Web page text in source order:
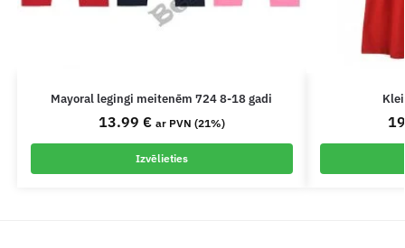
Mayoral legingi meitenēm 724 8-18 gadi
13.99 € ar PVN (21%)
Izvēlieties